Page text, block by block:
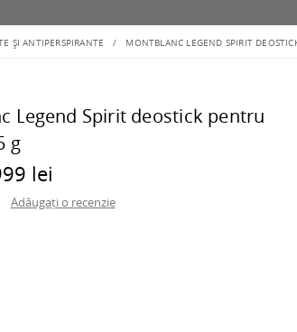
ȘI ANTIPERSPIRANTE MONTBLANC LEGEND SPIRIT
Legend Spirit deostick pentru
g
lei
Adăugați o recenzie